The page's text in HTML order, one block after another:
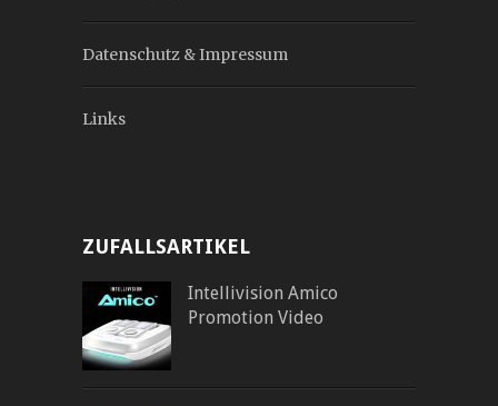
Datenschutz & Impressum
Links
ZUFALLSARTIKEL
Intellivision Amico
Promotion Video